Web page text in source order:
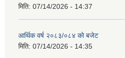
मिति: 07/14/2026 - 14:37
आर्थिक वर्ष २०८३/०८४ को बजेट
मिति: 07/14/2026 - 14:35